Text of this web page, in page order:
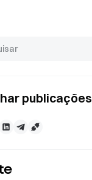
publicações